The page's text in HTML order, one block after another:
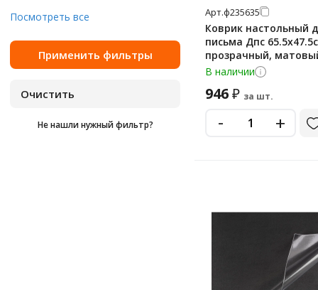
650х480 мм
пластик
пнд
поликарбонат
Посмотреть все
Не нашли нужный фильтр?
Арт.ф235635
Коврик настольный
письма Дпс
прозрачный,
В наличии
946₽ за шт.
- +